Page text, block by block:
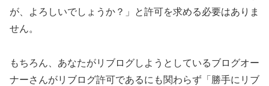
が、よろしいでしょうか？」と許可を求める必要はありま
せん。
もちろん、あなたがリブログしようとしているブログオー
ナーさんがリブログ許可であるにも関わらず「勝手にリブ